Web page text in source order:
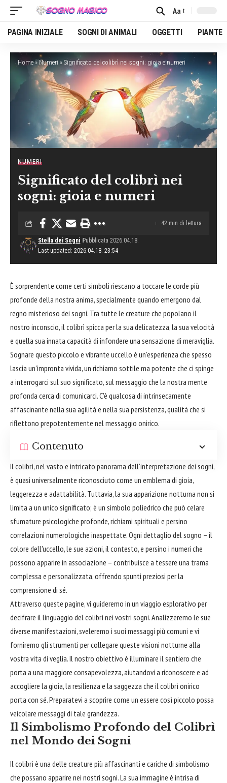
Font
Resizer
Aa
PAGINA INIZIALE SOGNI DI ANIMALI OGGETTI PIANTE
Home»Numeri »Significato del colibrì nei sogni: gioia e numeri
NUMERI
Significato del colibrì nei
sogni: gioia e numeri
Last updated: 2026.04.18. 23:54
Stella dei Sogni Pubblicata 2026.04.18.
42 min di lettura
È sorprendente come certi simboli riescano a toccare le corde più
profonde della nostra anima, specialmente quando emergono dal
regno misterioso dei sogni. Tra tutte le creature che popolano il
nostro inconscio, il colibrì spicca per la sua delicatezza, la sua velocità
e quella sua innata capacità di infondere una sensazione di meraviglia.
Sognare questo piccolo e vibrante uccello è un'esperienza che spesso
lascia un'impronta vivida, un richiamo sottile ma potente che ci spinge
a interrogarci sul suo significato, sul messaggio che la nostra mente
profonda cerca di comunicarci. C'è qualcosa di intrinsecamente
affascinante nella sua agilità e nella sua persistenza, qualità che si
riflettono prepotentemente nel messaggio onirico.
Contenuto
Il colibrì, nel vasto e intricato panorama dell'interpretazione dei sogni,
è quasi universalmente riconosciuto come un emblema di gioia,
leggerezza e adattabilità. Tuttavia, la sua apparizione notturna non si
limita a un unico significato; è un simbolo poliedrico che può celare
sfumature psicologiche profonde, richiami spirituali e persino
correlazioni numerologiche inaspettate. Ogni dettaglio del sogno – il
colore dell'uccello, le sue azioni, il contesto, e persino i numeri che
possono apparire in associazione – contribuisce a tessere una trama
complessa e personalizzata, offrendo spunti preziosi per la
comprensione di sé.
Attraverso queste pagine, vi guideremo in un viaggio esplorativo per
decifrare il linguaggio del colibrì nei vostri sogni. Analizzeremo le sue
diverse manifestazioni, sveleremo i suoi messaggi più comuni e vi
forniremo gli strumenti per collegare queste visioni notturne alla
vostra vita di veglia. Il nostro obiettivo è illuminare il sentiero che
porta a una maggiore consapevolezza, aiutandovi a riconoscere e ad
accogliere la gioia, la resilienza e la saggezza che il colibrì onirico
porta con sé. Preparatevi a scoprire come un essere così piccolo possa
veicolare messaggi di tale grandezza.
Il Simbolismo Profondo del Colibrì
nel Mondo dei Sogni
Il colibrì è una delle creature più affascinanti e cariche di simbolismo
che possano apparire nei nostri sogni. La sua immagine è intrisa di